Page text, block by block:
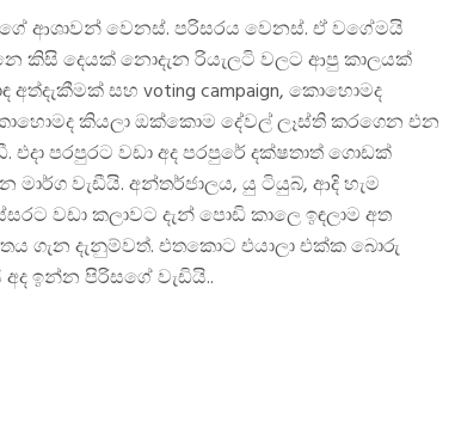
ආශාවන් වෙනස්. පරිසරය වෙනස්. ඒ වගේමයි
කිසි දෙයක් නොදැන රියැලටි වලට ආපු කාලයක්
සහ voting campaign, කොහොමද
කියලා ඔක්කොම දේවල් ලෑස්ති කරගෙන එන
පරපුරට වඩා අද පරපුරේ දක්ෂතාත් ගොඩක්
වැඩීයි. අන්තර්ජාලය, යු ටියුබ්, ආදි හැම
වඩා කලාවට දැන් පොඩි කාලෙ ඉඳලාම අත
ගැන දැනුම්වත්. එතකොට එයාලා එක්ක බොරු
ඉන්න පිරිසගේ වැඩියි..